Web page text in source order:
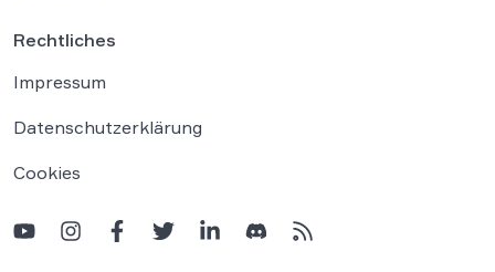
Rechtliches
Impressum
Datenschutzerklärung
Cookies